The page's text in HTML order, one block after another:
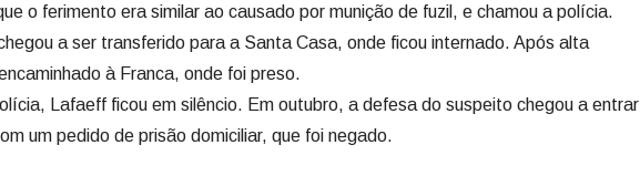
o ferimento era similar ao causado por munição de fuzil, e chamou a polícia.
a ser transferido para a Santa Casa, onde ficou internado. Após alta
à Franca, onde foi preso.
Lafaeff ficou em silêncio. Em outubro, a defesa do suspeito chegou a entrar
um pedido de prisão domiciliar, que foi negado.